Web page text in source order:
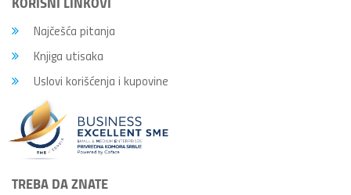
Najčešća pitanja
Knjiga utisaka
Uslovi korišćenja i kupovine
TREBA DA ZNATE